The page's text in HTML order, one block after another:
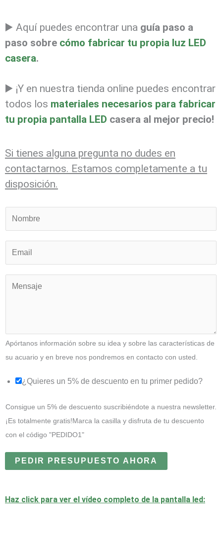
▶️ Aquí puedes encontrar una guía paso a
paso sobre cómo fabricar tu propia luz LED
casera.
▶️ ¡Y en nuestra tienda online puedes encontrar
todos los materiales necesarios para fabricar
tu propia pantalla LED casera al mejor precio!
Si tienes alguna pregunta no dudes en
contactarnos. Estamos completamente a tu
disposición.
Apórtanos información sobre su idea y sobre las características de
su acuario y en breve nos pondremos en contacto con usted.
¿Quieres un 5% de descuento en tu primer pedido?
Consigue un 5% de descuento suscribiéndote a nuestra newsletter.
¡Es totalmente gratis!Marca la casilla y disfruta de tu descuento
con el código "PEDIDO1"
PEDIR PRESUPUESTO AHORA
Haz click para ver el vídeo completo de la pantalla led: